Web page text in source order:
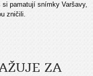
si pamatují snímky Varšavy,
zničili.
ZA